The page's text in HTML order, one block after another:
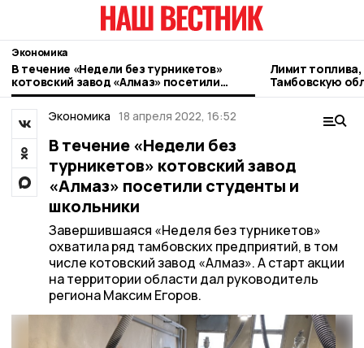
Экономика
В течение «Недели без турникетов»
котовский завод «Алмаз» посетили
студенты и школьники
Лимит
Тамбовскую
Экономика 18 апреля 2022, 16:52
В течение «Недели без
турникетов» котовский завод
«Алмаз» посетили студенты и
школьники
Завершившаяся «Неделя без турникетов»
охватила ряд тамбовских предприятий, в том
числе котовский завод «Алмаз». А старт акции
на территории области дал руководитель
региона Максим Егоров.